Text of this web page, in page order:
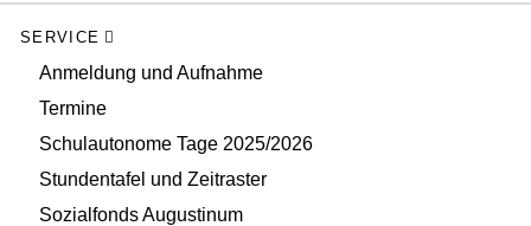
SERVICE
Anmeldung und Aufnahme
Termine
Schulautonome Tage 2025/2026
Stundentafel und Zeitraster
Sozialfonds Augustinum